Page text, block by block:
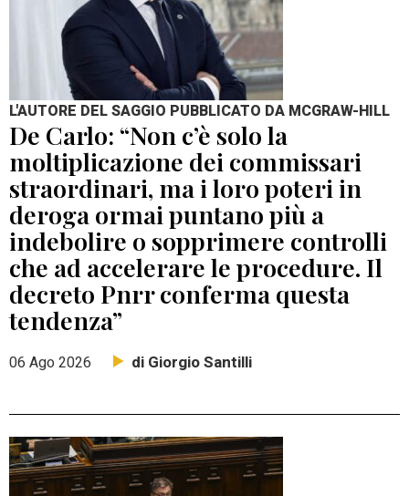
L'AUTORE DEL SAGGIO PUBBLICATO DA MCGRAW-HILL
De Carlo: “Non c’è solo la
moltiplicazione dei commissari
straordinari, ma i loro poteri in
deroga ormai puntano più a
indebolire o sopprimere controlli
che ad accelerare le procedure. Il
decreto Pnrr conferma questa
tendenza”
06 Ago 2026 di Giorgio Santilli